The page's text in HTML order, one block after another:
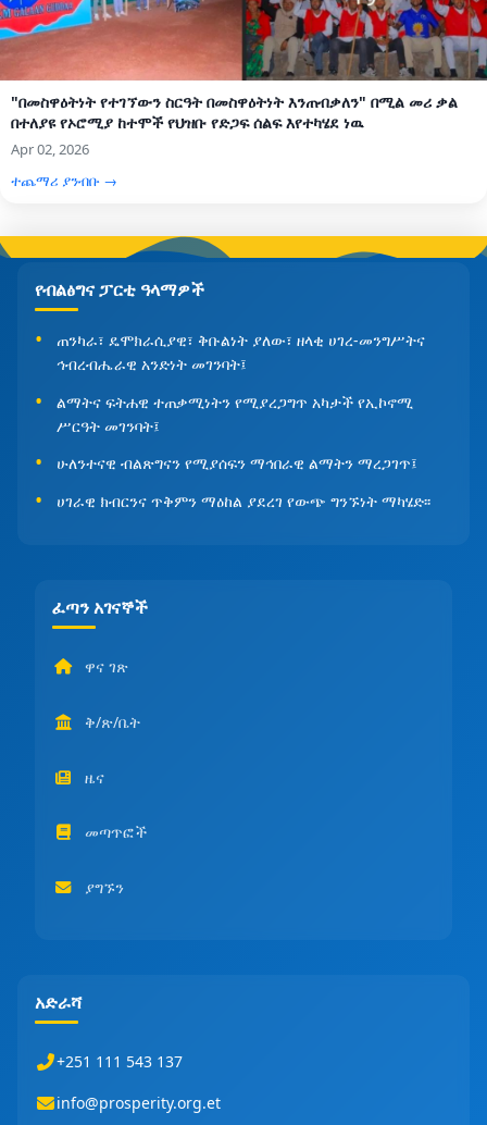
"በመስዋዕትነት የተገኘውን ስርዓት በመስዋዕትነት እንጠብቃለን" በሚል መሪ ቃል
በተለያዩ የኦሮሚያ ከተሞች የህዝቡ የድጋፍ ሰልፍ እየተካሄደ ነዉ
Apr 02, 2026
ተጨማሪ ያንብቡ →
የብልፅግና ፓርቲ ዓላማዎች
ጠንካራ፣ ዴሞክራሲያዊ፣ ቅቡልነት ያለው፣ ዘላቂ ሀገረ-መንግሥትና
ኅብረብሔራዊ አንድነት መገንባት፤
ልማትና ፍትሐዊ ተጠቃሚነትን የሚያረጋግጥ አካታች የኢኮኖሚ
ሥርዓት መገንባት፤
ሁለንተናዊ ብልጽግናን የሚያሰፍን ማኅበራዊ ልማትን ማረጋገጥ፤
ሀገራዊ ክብርንና ጥቅምን ማዕከል ያደረገ የውጭ ግንኙነት ማካሄድ፡፡
ፈጣን አገናኞች
ዋና ገጽ
ቅ/ጽ/ቤት
ዜና
መጣጥፎች
ያግኙን
አድራሻ
+251 111 543 137
info@prosperity.org.et